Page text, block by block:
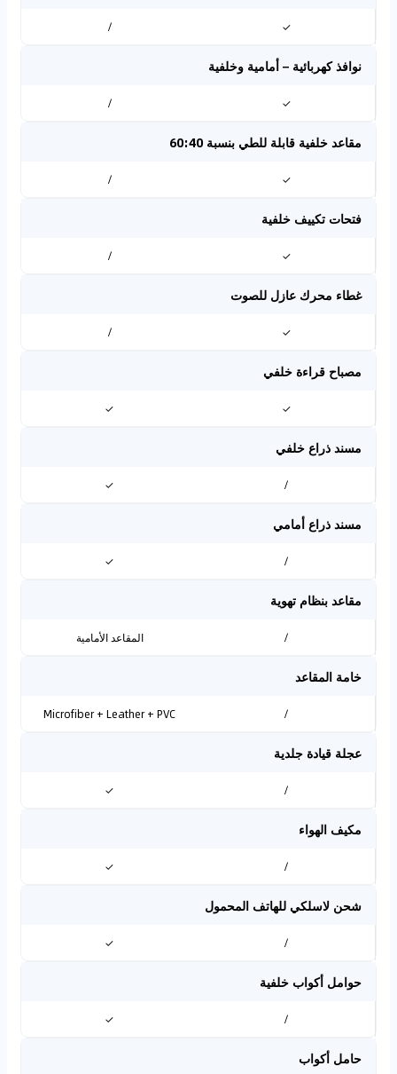
✓
/
نوافذ كهربائية – أمامية وخلفية
✓
/
مقاعد خلفية قابلة للطي بنسبة 60:40
✓
/
فتحات تكييف خلفية
✓
/
غطاء محرك عازل للصوت
✓
/
مصباح قراءة خلفي
✓
✓
مسند ذراع خلفي
/
✓
مسند ذراع أمامي
/
✓
مقاعد بنظام تهوية
/ المقاعد الأمامية
خامة المقاعد
/
Microfiber + Leather + PVC
عجلة قيادة جلدية
/
✓
مكيف الهواء
/
✓
شحن لاسلكي للهاتف المحمول
/
✓
حوامل أكواب خلفية
/
✓
حامل أكواب